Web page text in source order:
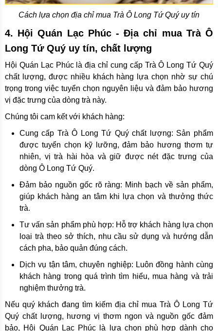
Cách lựa chọn địa chỉ mua Trà Ô Long Tứ Quý uy tín
4. Hội Quán Lạc Phúc - Địa chỉ mua Trà Ô
Long Tứ Quý uy tín, chất lượng
Hội Quán Lạc Phúc là địa chỉ cung cấp Trà Ô Long Tứ Quý
chất lượng, được nhiều khách hàng lựa chọn nhờ sự chú
trọng trong việc tuyển chọn nguyên liệu và đảm bảo hương
vị đặc trưng của dòng trà này.
Chúng tôi cam kết với khách hàng:
Cung cấp Trà Ô Long Tứ Quý chất lượng: Sản phẩm
được tuyển chọn kỹ lưỡng, đảm bảo hương thơm tự
nhiên, vị trà hài hòa và giữ được nét đặc trưng của
dòng Ô Long Tứ Quý.
Đảm bảo nguồn gốc rõ ràng: Minh bạch về sản phẩm,
giúp khách hàng an tâm khi lựa chọn và thưởng thức
trà.
Tư vấn sản phẩm phù hợp: Hỗ trợ khách hàng lựa chọn
loại trà theo sở thích, nhu cầu sử dụng và hướng dẫn
cách pha, bảo quản đúng cách.
Dịch vụ tận tâm, chuyên nghiệp: Luôn đồng hành cùng
khách hàng trong quá trình tìm hiểu, mua hàng và trải
nghiệm thưởng trà.
Nếu quý khách đang tìm kiếm địa chỉ mua Trà Ô Long Tứ
Quý chất lượng, hương vị thơm ngon và nguồn gốc đảm
bảo, Hội Quán Lạc Phúc là lựa chọn phù hợp dành cho